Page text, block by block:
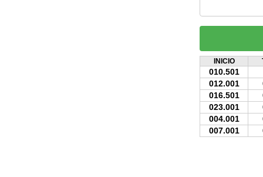
INICIO
010.501
012.001
016.501
023.001
004.001
007.001